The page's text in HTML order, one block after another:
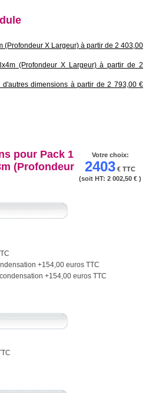
assemblées par emboîtement ).
La toiture est constituée de bac acier.
vos abris en vous procurant des pièces
de construction au détail".
(Profondeur X Largeur) à partir de 2 403,00
(Profondeur X Largeur) à partir de 2
dimensions à partir de 2 793,00 €
pour Pack 1
(Profondeur
Votre choix:
2403 € TTC
(soit HT: 2 002,50 € )
+154,00 euros TTC
+154,00 euros TTC